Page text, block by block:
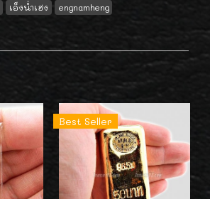
เอ็งน่ำเฮง engnamheng
Best Seller